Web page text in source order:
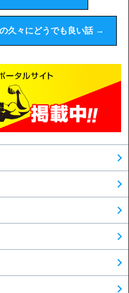
久々にどうでも良い話 →